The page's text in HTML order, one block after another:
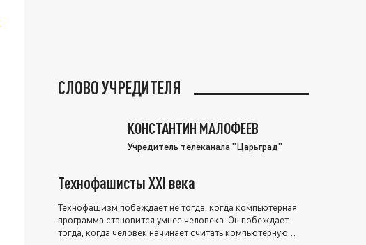
СЛОВО УЧРЕДИТЕЛЯ
КОНСТАНТИН МАЛОФЕЕВ
Учредитель телеканала "Царьград"
Технофашисты XXI века
Технофашизм побеждает не тогда, когда компьютерная
программа становится умнее человека. Он побеждает
тогда, когда человек начинает считать компьютерную